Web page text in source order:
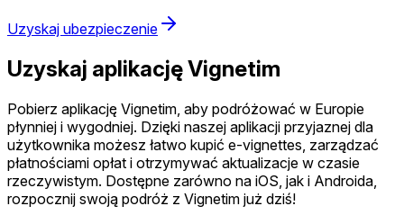
Uzyskaj ubezpieczenie
Uzyskaj aplikację Vignetim
Pobierz aplikację Vignetim, aby podróżować w Europie
płynniej i wygodniej. Dzięki naszej aplikacji przyjaznej dla
użytkownika możesz łatwo kupić e-vignettes, zarządzać
płatnościami opłat i otrzymywać aktualizacje w czasie
rzeczywistym. Dostępne zarówno na iOS, jak i Androida,
rozpocznij swoją podróż z Vignetim już dziś!